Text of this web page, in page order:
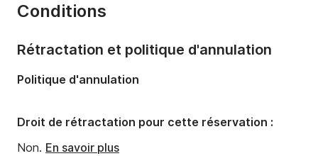
Nombre de couchages:
Nombre de salles de bains:
Tirant d'eau:2.2m
Puissance moteur:55cv
Conditions
Rétractation et politique d'annulation
Politique d'annulation
Droit de rétractation pour cette réservation :
Non. En savoir plus